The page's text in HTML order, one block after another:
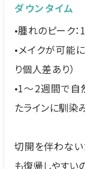
ダウンタイム
•腫れのピーク
•メイクが可能
り個人差あり）
•1〜2週間で自
たラインに馴染
切開を伴わない
も復帰しやすい